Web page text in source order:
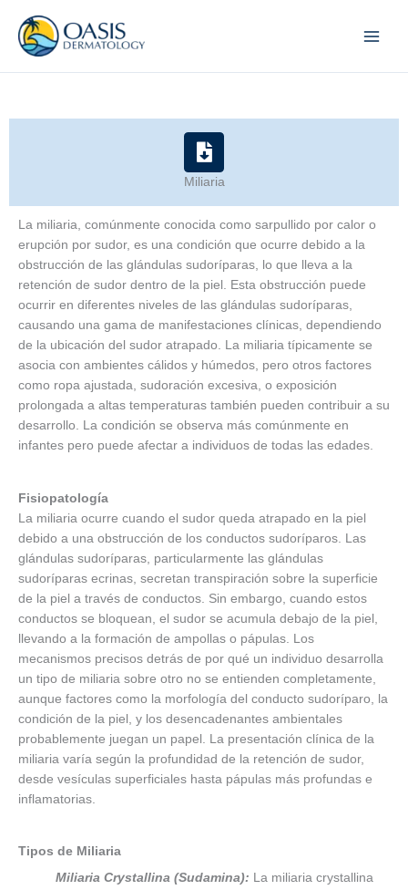
content
Miliaria
La miliaria, comúnmente conocida como sarpullido por calor o
erupción por sudor, es una condición que ocurre debido a la
obstrucción de las glándulas sudoríparas, lo que lleva a la
retención de sudor dentro de la piel. Esta obstrucción puede
ocurrir en diferentes niveles de las glándulas sudoríparas,
causando una gama de manifestaciones clínicas, dependiendo
de la ubicación del sudor atrapado. La miliaria típicamente se
asocia con ambientes cálidos y húmedos, pero otros factores
como ropa ajustada, sudoración excesiva, o exposición
prolongada a altas temperaturas también pueden contribuir a su
desarrollo. La condición se observa más comúnmente en
infantes pero puede afectar a individuos de todas las edades.
Fisiopatología
La miliaria ocurre cuando el sudor queda atrapado en la piel
debido a una obstrucción de los conductos sudoríparos. Las
glándulas sudoríparas, particularmente las glándulas
sudoríparas ecrinas, secretan transpiración sobre la superficie
de la piel a través de conductos. Sin embargo, cuando estos
conductos se bloquean, el sudor se acumula debajo de la piel,
llevando a la formación de ampollas o pápulas. Los
mecanismos precisos detrás de por qué un individuo desarrolla
un tipo de miliaria sobre otro no se entienden completamente,
aunque factores como la morfología del conducto sudoríparo, la
condición de la piel, y los desencadenantes ambientales
probablemente juegan un papel. La presentación clínica de la
miliaria varía según la profundidad de la retención de sudor,
desde vesículas superficiales hasta pápulas más profundas e
inflamatorias.
Tipos de Miliaria
Miliaria Crystallina (Sudamina): La miliaria crystallina